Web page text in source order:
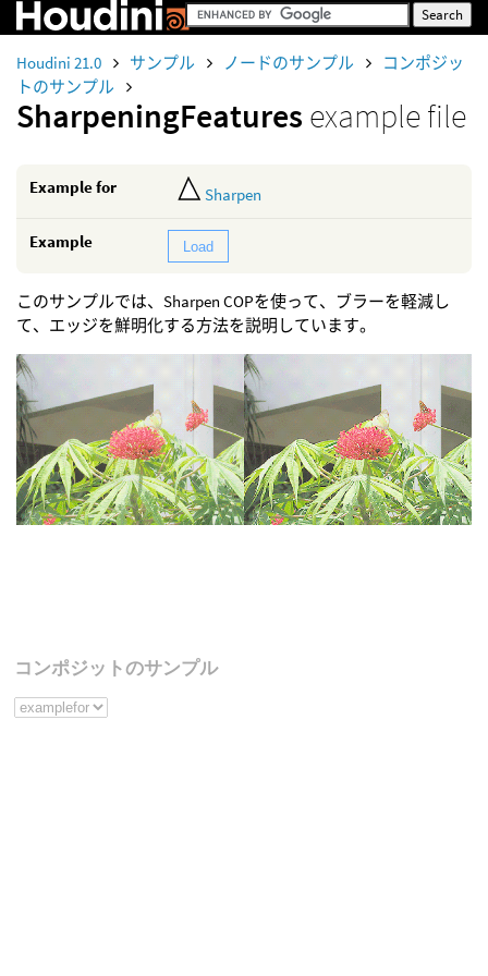
Houdini 21.0 サンプル ノードのサンプル
コンポジッ
トのサンプル
SharpeningFeatures example file
Example for Sharpen
Example Load
このサンプルでは、Sharpen COPを使って、ブラーを軽減し
て、エッジを鮮明化する方法を説明しています。
コンポジットのサンプル